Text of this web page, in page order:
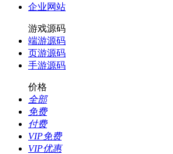
企业网站
游戏源码
端游源码
页游源码
手游源码
价格
全部
免费
付费
VIP免费
VIP优惠